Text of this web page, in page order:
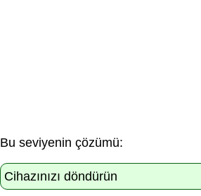
Bu seviyenin çözümü:
Cihazınızı döndürün